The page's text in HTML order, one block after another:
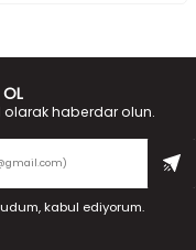
OL
haberdar olun.
kabul ediyorum.